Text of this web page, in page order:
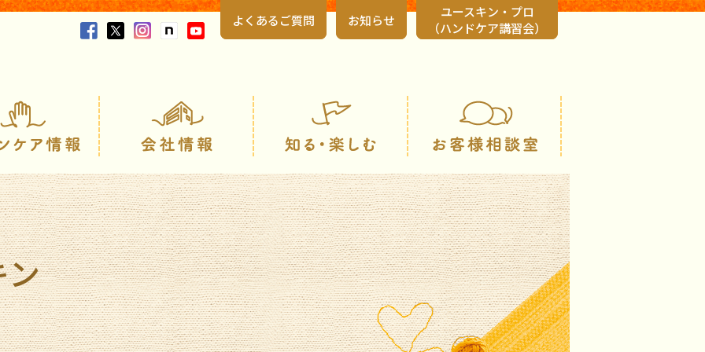
よくあるご質問 お知らせ
ユースキン・プロ
（ハンドケア講習会）
製品情報 スキンケア情報 会社情報
ン